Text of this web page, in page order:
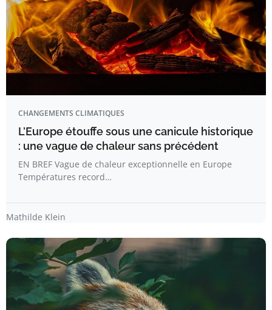
CHANGEMENTS CLIMATIQUES
L’Europe étouffe sous une canicule historique
: une vague de chaleur sans précédent
EN BREF Vague de chaleur exceptionnelle en Europe
Températures record…
Mathilde Klein